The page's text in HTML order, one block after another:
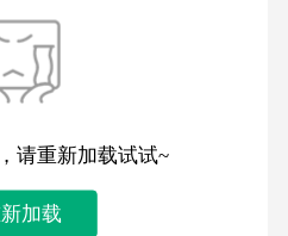
请重新加载试试~
加载